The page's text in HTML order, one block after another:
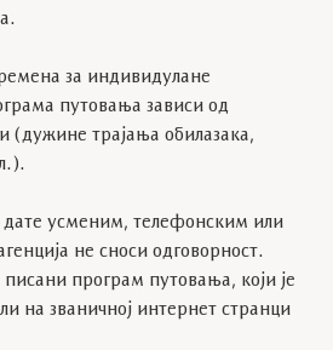
за индивидулане
путовања зависи од
(дужине трајања обилазака,
дате усменим, телефонским или
не сноси одговорност.
писани програм путовања, који је
на званичној интернет странци